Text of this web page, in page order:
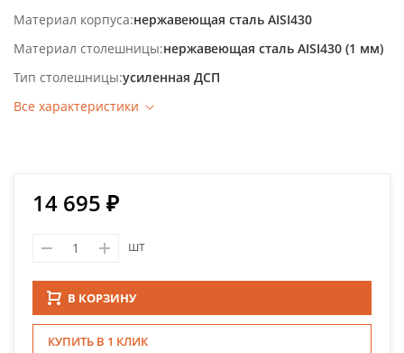
Материал корпуса нержавеющая сталь AISI430
Материал столешницы нержавеющая сталь AISI430 (1 мм)
Тип столешницы усиленная ДСП
Все характеристики
14 695 ₽
шт
В КОРЗИНУ
КУПИТЬ В 1 КЛИК